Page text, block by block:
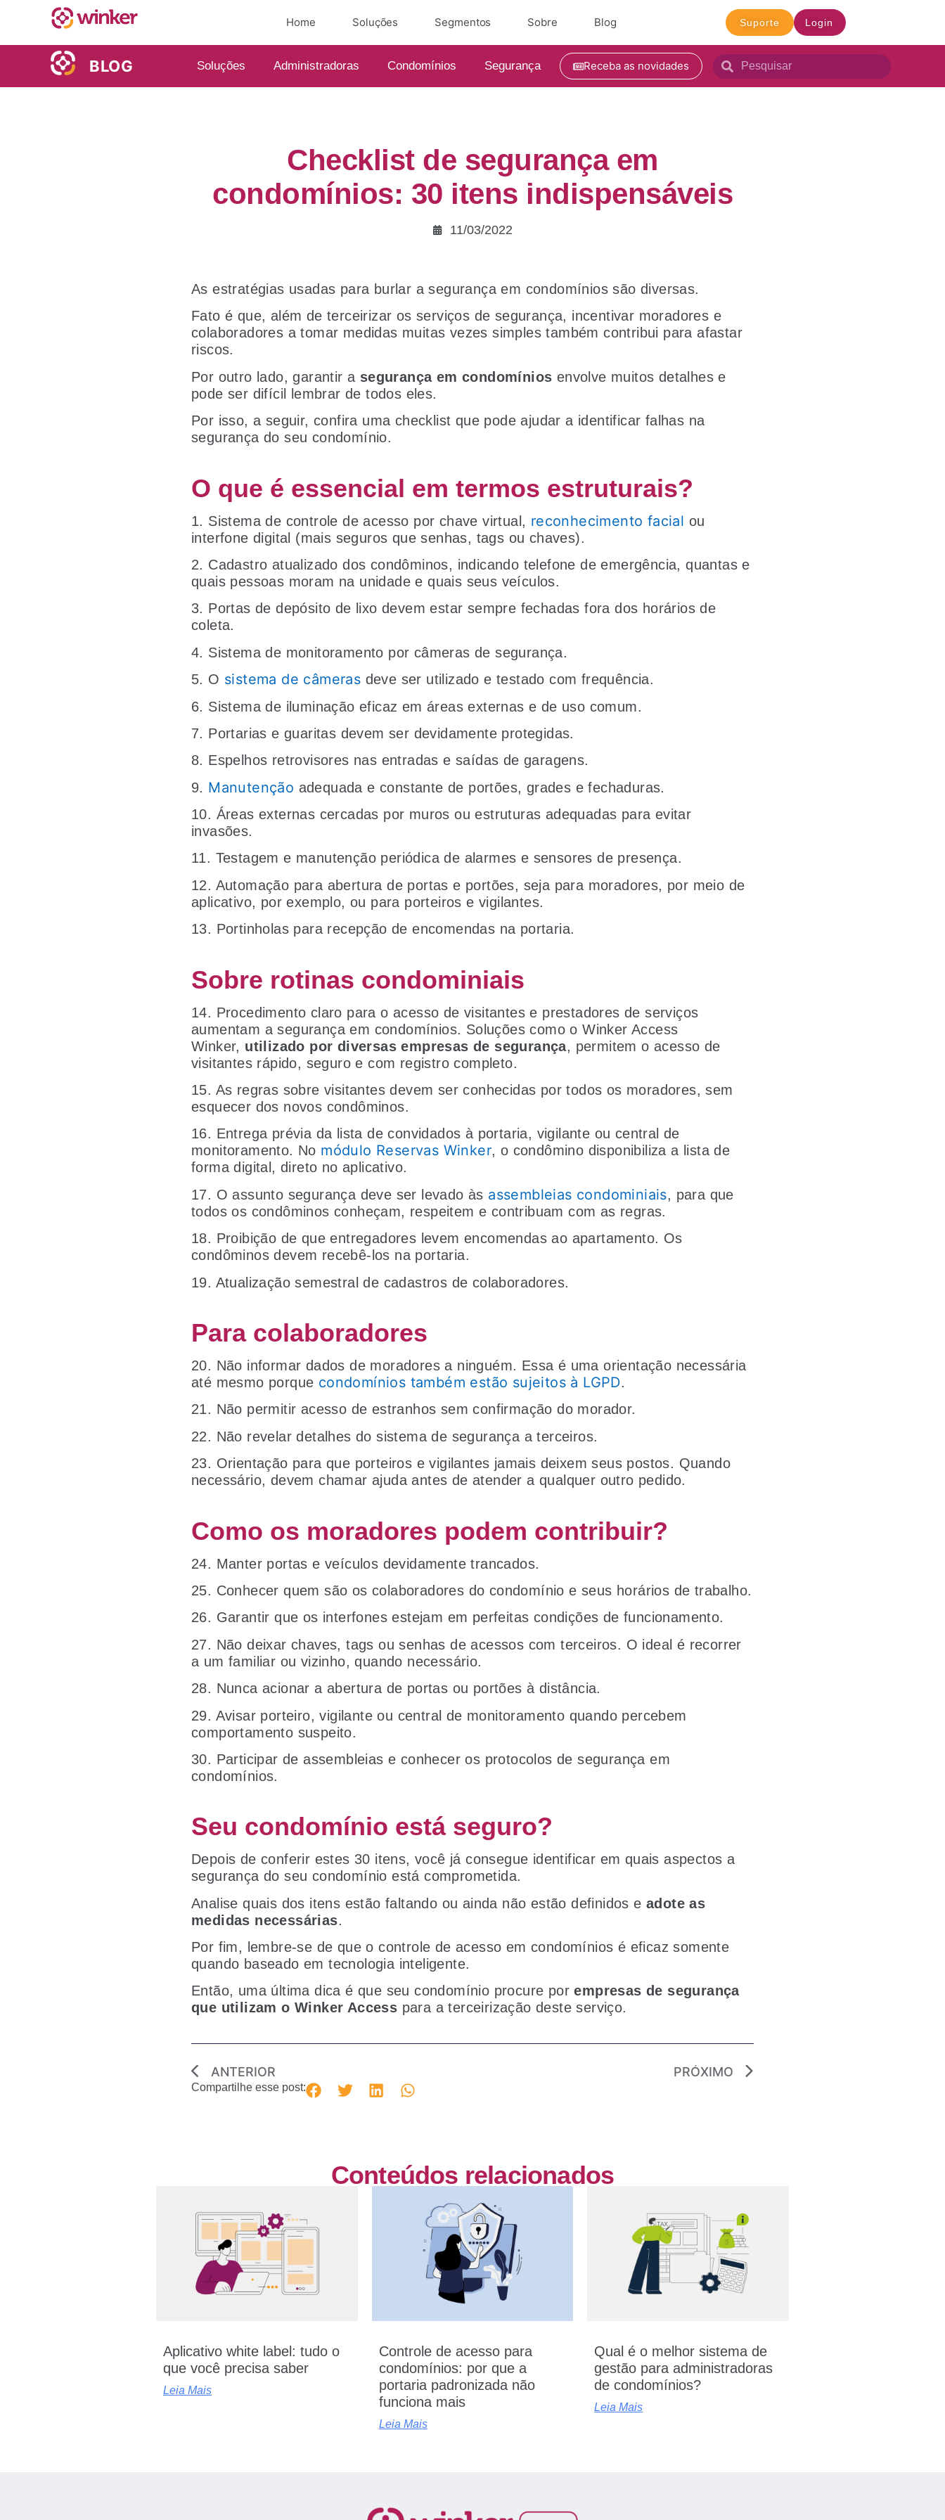
Home Soluções Segmentos Sobre Blog Suporte Login
BLOG Soluções Administradoras Condomínios Segurança Receba as novidades
Checklist de segurança em
condomínios: 30 itens indispensáveis
11/03/2022
As estratégias usadas para burlar a segurança em condomínios são diversas.
Fato é que, além de terceirizar os serviços de segurança, incentivar moradores e
colaboradores a tomar medidas muitas vezes simples também contribui para afastar
riscos.
Por outro lado, garantir a segurança em condomínios envolve muitos detalhes e
pode ser difícil lembrar de todos eles.
Por isso, a seguir, confira uma checklist que pode ajudar a identificar falhas na
segurança do seu condomínio.
O que é essencial em termos estruturais?
1. Sistema de controle de acesso por chave virtual, reconhecimento facial ou
interfone digital (mais seguros que senhas, tags ou chaves).
2. Cadastro atualizado dos condôminos, indicando telefone de emergência, quantas e
quais pessoas moram na unidade e quais seus veículos.
3. Portas de depósito de lixo devem estar sempre fechadas fora dos horários de
coleta.
4. Sistema de monitoramento por câmeras de segurança.
5. O sistema de câmeras deve ser utilizado e testado com frequência.
6. Sistema de iluminação eficaz em áreas externas e de uso comum.
7. Portarias e guaritas devem ser devidamente protegidas.
8. Espelhos retrovisores nas entradas e saídas de garagens.
9. Manutenção adequada e constante de portões, grades e fechaduras.
10. Áreas externas cercadas por muros ou estruturas adequadas para evitar
invasões.
11. Testagem e manutenção periódica de alarmes e sensores de presença.
12. Automação para abertura de portas e portões, seja para moradores, por meio de
aplicativo, por exemplo, ou para porteiros e vigilantes.
13. Portinholas para recepção de encomendas na portaria.
Sobre rotinas condominiais
14. Procedimento claro para o acesso de visitantes e prestadores de serviços
aumentam a segurança em condomínios. Soluções como o Winker Access
Winker, utilizado por diversas empresas de segurança, permitem o acesso de
visitantes rápido, seguro e com registro completo.
15. As regras sobre visitantes devem ser conhecidas por todos os moradores, sem
esquecer dos novos condôminos.
16. Entrega prévia da lista de convidados à portaria, vigilante ou central de
monitoramento. No módulo Reservas Winker, o condômino disponibiliza a lista de
forma digital, direto no aplicativo.
17. O assunto segurança deve ser levado às assembleias condominiais, para que
todos os condôminos conheçam, respeitem e contribuam com as regras.
18. Proibição de que entregadores levem encomendas ao apartamento. Os
condôminos devem recebê-los na portaria.
19. Atualização semestral de cadastros de colaboradores.
Para colaboradores
20. Não informar dados de moradores a ninguém. Essa é uma orientação necessária
até mesmo porque condomínios também estão sujeitos à LGPD.
21. Não permitir acesso de estranhos sem confirmação do morador.
22. Não revelar detalhes do sistema de segurança a terceiros.
23. Orientação para que porteiros e vigilantes jamais deixem seus postos. Quando
necessário, devem chamar ajuda antes de atender a qualquer outro pedido.
Como os moradores podem contribuir?
24. Manter portas e veículos devidamente trancados.
25. Conhecer quem são os colaboradores do condomínio e seus horários de trabalho.
26. Garantir que os interfones estejam em perfeitas condições de funcionamento.
27. Não deixar chaves, tags ou senhas de acessos com terceiros. O ideal é recorrer
a um familiar ou vizinho, quando necessário.
28. Nunca acionar a abertura de portas ou portões à distância.
29. Avisar porteiro, vigilante ou central de monitoramento quando percebem
comportamento suspeito.
30. Participar de assembleias e conhecer os protocolos de segurança em
condomínios.
Seu condomínio está seguro?
Depois de conferir estes 30 itens, você já consegue identificar em quais aspectos a
segurança do seu condomínio está comprometida.
Analise quais dos itens estão faltando ou ainda não estão definidos e adote as
medidas necessárias.
Por fim, lembre-se de que o controle de acesso em condomínios é eficaz somente
quando baseado em tecnologia inteligente.
Então, uma última dica é que seu condomínio procure porempresas de segurança
que utilizam o Winker Access para a terceirização deste serviço.
ANTERIOR PRÓXIMO
Compartilhe esse post:
Conteúdos relacionados
Aplicativo white label: tudo o
que você precisa saber
Leia Mais
Controle de acesso para
condomínios: por que a
portaria padronizada não
funciona mais
Leia Mais
Qual é o melhor sistema de
gestão para administradoras
de condomínios?
Leia Mais